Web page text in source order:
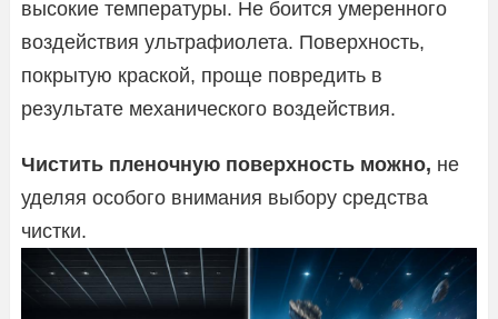
высокие температуры. Не боится умеренного
воздействия ультрафиолета. Поверхность,
покрытую краской, проще повредить в
результате механического воздействия.
Чистить пленочную поверхность можно, не
уделяя особого внимания выбору средства
чистки.